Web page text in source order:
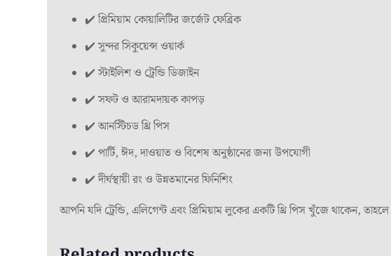
✔️ প্রিমিয়াম কোয়ালিটির জর্জেট ফেব্রিক
✔️ সুন্দর সিকুয়েন্স ওয়ার্ক
✔️ স্টাইলিশ ও ট্রেন্ডি ডিজাইন
✔️ সফট ও আরামদায়ক কাপড়
✔️ আনস্টিচড থ্রি পিস
✔️ পার্টি, ঈদ, দাওয়াত ও বিশেষ অনুষ্ঠানের জন্য উপযোগী
✔️ দীর্ঘস্থায়ী রং ও উন্নতমানের ফিনিশিং
আপনি যদি ট্রেন্ডি, এলিগেন্ট এবং প্রিমিয়াম লুকের একটি থ্রি পিস খুঁজে থাকেন, তাহলে